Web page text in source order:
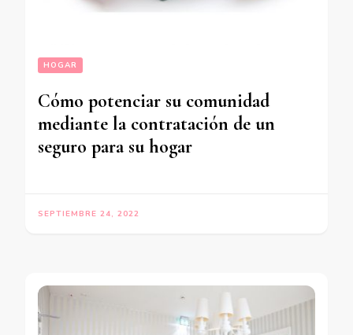
HOGAR
Cómo potenciar su comunidad
mediante la contratación de un
seguro para su hogar
SEPTIEMBRE 24, 2022